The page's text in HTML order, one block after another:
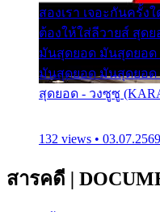
สองเรา เจอะกันครั้ง
ต้องให้ใส่ลีวายส์ สุด
มันสุดยอด มันสุดยอ
มันสุดยอด มันสุดยอ
สุดยอด - วงซูซู
132 views • 03.07.2569
สารคดี |